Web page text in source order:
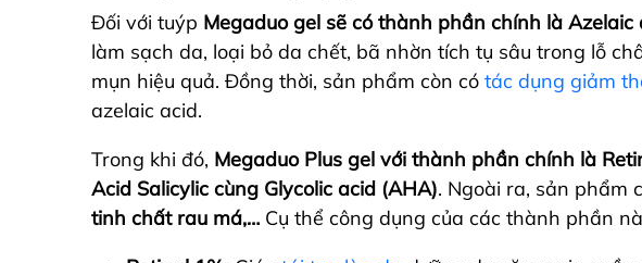
Đối với tuýp Megaduo gel sẽ có thành phần chính là Azelaic
làm sạch da, loại bỏ da chết, bã nhờn tích tụ sâu trong lỗ
mụn hiệu quả. Đồng thời, sản phẩm còn có tác dụng giảm
azelaic acid.
Trong khi đó, Megaduo Plus gel với thành phần chính là
Acid Salicylic cùng Glycolic acid (AHA). Ngoài ra, sản phẩm
tinh chất rau má,… Cụ thể công dụng của các thành phần